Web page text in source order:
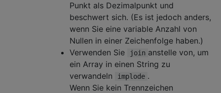
Punkt als Dezimalpunkt und
beschwert sich. (Es ist jedoch anders,
wenn Sie eine variable Anzahl von
Nullen in einer Zeichenfolge haben.)
Verwenden Sie
join anstelle von, um
ein Array in einen String zu
verwandeln
implode .
Wenn Sie kein Trennzeichen